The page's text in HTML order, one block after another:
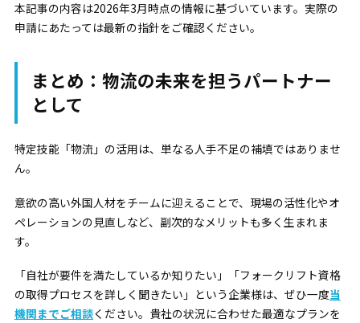
本記事の内容は2026年3月時点の情報に基づいています。実際の
申請にあたっては最新の指針をご確認ください。
まとめ：物流の未来を担うパートナー
として
特定技能「物流」の活用は、単なる人手不足の補填ではありませ
ん。
意欲の高い外国人材をチームに迎えることで、現場の活性化やオ
ペレーションの見直しなど、副次的なメリットも多く生まれま
す。
「自社が要件を満たしているか知りたい」「フォークリフト資格
の取得プロセスを詳しく聞きたい」という企業様は、ぜひ一度当
機関までご相談ください。貴社の状況に合わせた最適なプランを